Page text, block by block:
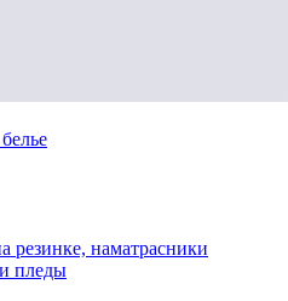
резинке, наматрасники
пледы